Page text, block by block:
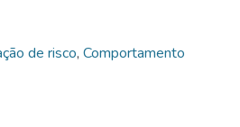
de risco, Comportamento